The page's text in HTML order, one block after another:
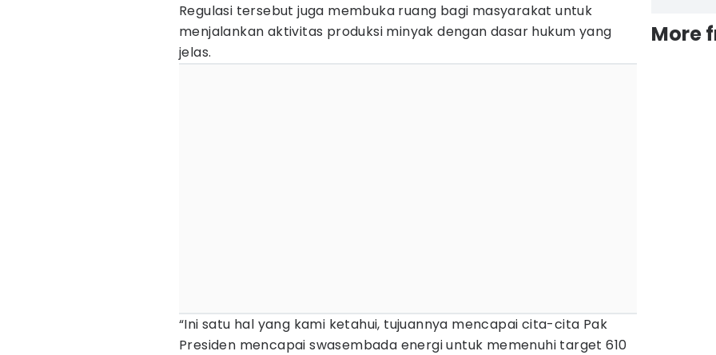
Regulasi tersebut juga membuka ruang bagi masyarakat untuk
menjalankan aktivitas produksi minyak dengan dasar hukum yang
jelas.
“Ini satu hal yang kami ketahui, tujuannya mencapai cita-cita Pak
Presiden mencapai swasembada energi untuk memenuhi target 610
More